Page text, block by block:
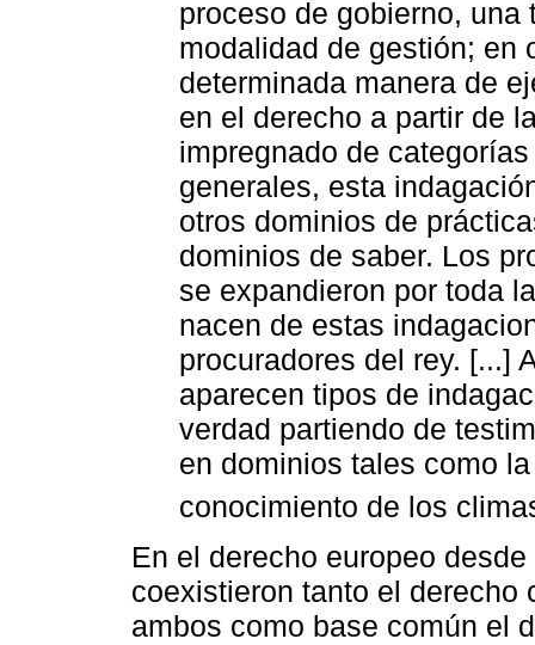
proceso de gobierno,
modalidad de gestión; en
determinada manera de
en el derecho a partir de
impregnado de
generales, esta
otros dominios de
dominios de saber. Los
se expandieron por toda
nacen de estas
procuradores del rey. [...]
aparecen tipos de
verdad partiendo de
en dominios tales como
conocimiento de los
En el derecho europeo
coexistieron tanto el
ambos como base común el